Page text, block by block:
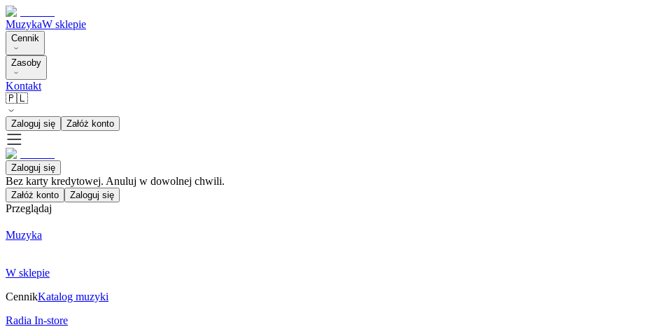
MuzykaW sklepie
Cennik
Zasoby
Kontakt
🇵🇱
Zaloguj się Załóż konto
Zaloguj się
Bez karty kredytowej. Anuluj w dowolnej chwili.
Załóż konto Zaloguj się
Przeglądaj
Muzyka
W sklepie
CennikKatalog muzyki
Radia In-store